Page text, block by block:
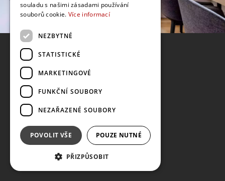
souladu s našimi zásadami používání
souborů cookie. Více informací
NEZBYTNÉ
STATISTICKÉ
MARKETINGOVÉ
FUNKČNÍ SOUBORY
NEZAŘAZENÉ SOUBORY
POVOLIT VŠE POUZE NUTNÉ
PŘIZPŮSOBIT